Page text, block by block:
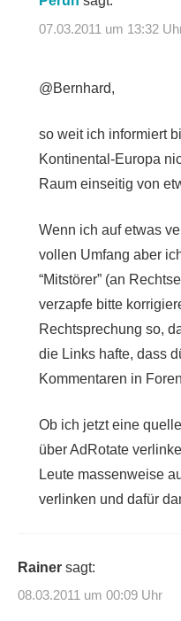
07.03.2011 um 13:32
@Bernhard,
so weit ich informiert
Kontinental-Europa
Raum einseitig von
Wenn ich auf etwas
vollen Umfang aber
“Mitstörer” (an
verzapfe bitte
Rechtsprechung so,
die Links hafte, dass
Kommentaren in
Ob ich jetzt eine
über AdRotate
Leute massenweise
verlinken und dafür
Rainer sagt:
08.03.2011 um 00:09 Uhr